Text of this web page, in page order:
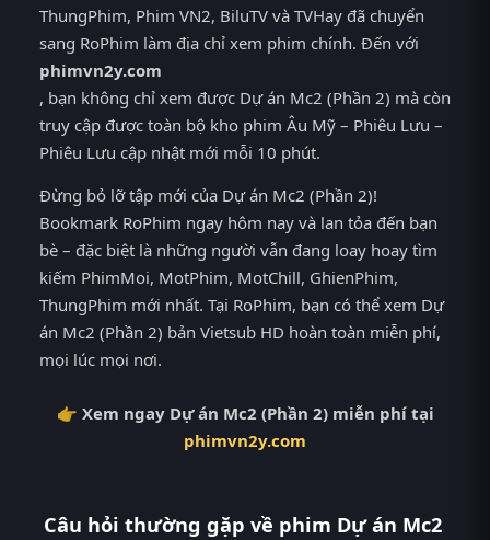
ThungPhim, Phim VN2, BiluTV và TVHay đã chuyển
sang RoPhim làm địa chỉ xem phim chính. Đến với
phimvn2y.com
, bạn không chỉ xem được Dự án Mc2 (Phần 2) mà còn
truy cập được toàn bộ kho phim Âu Mỹ – Phiêu Lưu –
Phiêu Lưu cập nhật mới mỗi 10 phút.
Đừng bỏ lỡ tập mới của Dự án Mc2 (Phần 2)!
Bookmark RoPhim ngay hôm nay và lan tỏa đến bạn
bè – đặc biệt là những người vẫn đang loay hoay tìm
kiếm PhimMoi, MotPhim, MotChill, GhienPhim,
ThungPhim mới nhất. Tại RoPhim, bạn có thể xem Dự
án Mc2 (Phần 2) bản Vietsub HD hoàn toàn miễn phí,
mọi lúc mọi nơi.
👉 Xem ngay Dự án Mc2 (Phần 2) miễn phí tại
phimvn2y.com
Câu hỏi thường gặp về phim Dự án Mc2